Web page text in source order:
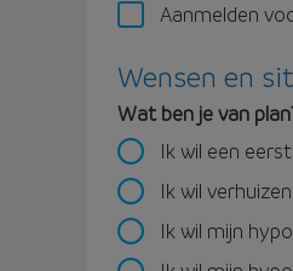
Aanmelden
Wensen en
Wat ben je van
Ik wil een
Ik wil verhuizen
Ik wil mijn